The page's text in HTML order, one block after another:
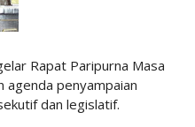
Rapat Paripurna Masa
penyampaian
dan legislatif.